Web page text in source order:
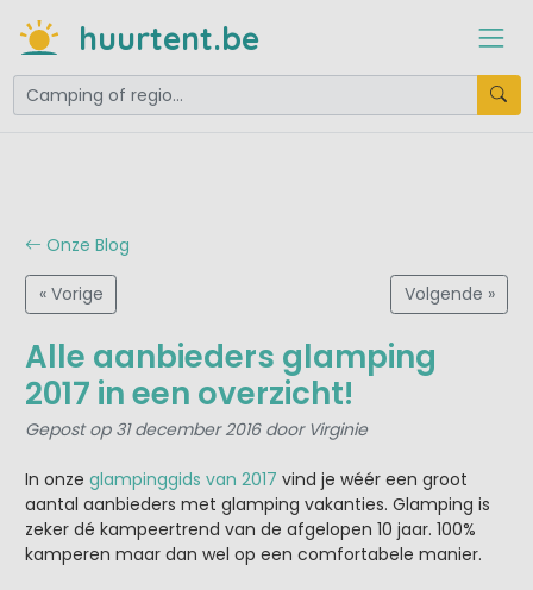
huurtent.be
Onze Blog
« Vorige Volgende »
Alle aanbieders glamping
2017 in een overzicht!
Gepost op 31 december 2016 door Virginie
In onze glampinggids van 2017 vind je wéér een groot
aantal aanbieders met glamping vakanties. Glamping is
zeker dé kampeertrend van de afgelopen 10 jaar. 100%
kamperen maar dan wel op een comfortabele manier.